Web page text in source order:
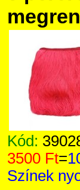
Kód:
3500 Ft=
Színek